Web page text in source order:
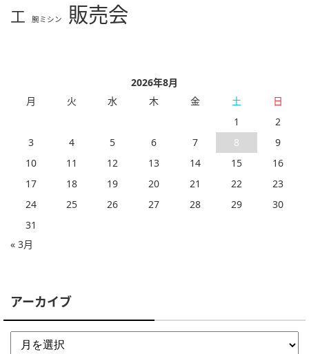
工
腕ミシン 販売会
2026年8月
月
火 水 木 金 土
日
1
2
3
4 5 6 7 8
9
10
11 12 13 14 15
16
17
18 19 20 21 22
23
24
25 26 27 28 29
30
31
« 3月
アーカイブ